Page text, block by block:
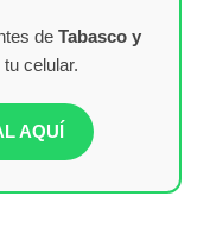
de Tabasco y
celular.
AQUÍ